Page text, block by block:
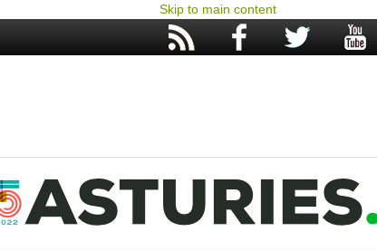
Skip to main content